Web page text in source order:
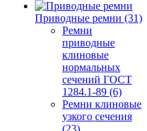
Приводные ремни (31)
Ремни
приводные
клиновые
нормальных
сечений ГОСТ
1284.1-89 (6)
Ремни клиновые
узкого сечения
(23)